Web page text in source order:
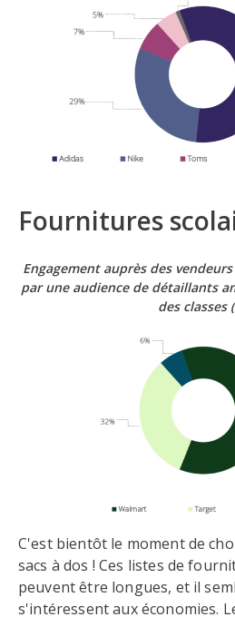
Fournitures
Engagement auprès des
par une audience de détaillants
des classes
C'est bientôt le moment de
sacs à dos ! Ces listes de
peuvent être longues, et il
s'intéressent aux économies.